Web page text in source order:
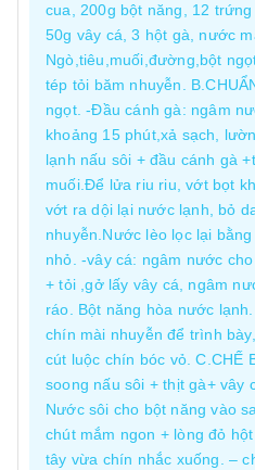
cua, 200g bột năng, 12
50g vây cá, 3 hột gà, nước
Ngò,tiêu,muối,đường,bột
tép tỏi băm nhuyễn.
ngọt. -Đầu cánh gà: ngâm
khoảng 15 phút,xả sạch,
lạnh nấu sôi + đầu cánh gà
muối.Để lửa riu riu, vớt bọt
vớt ra dội lại nước lạnh, bỏ
nhuyễn.Nước lèo lọc lại
nhỏ. -vây cá: ngâm nước
+ tỏi ,gở lấy vây cá, ngâm
ráo. Bột năng hòa nước
chín mài nhuyễn để trình
cút luộc chín bóc vỏ. C.CHẾ
soong nấu sôi + thịt gà+ vây
Nước sôi cho bột năng vào
chút mắm ngon + lòng đỏ
tây vừa chín nhắc xuống. –